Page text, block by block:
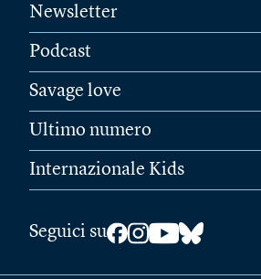
Newsletter
Podcast
Savage love
Ultimo numero
Internazionale Kids
Seguici su